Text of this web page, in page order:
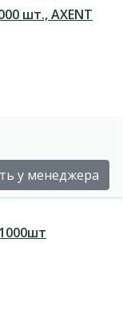
шт., AXENT
у менеджера